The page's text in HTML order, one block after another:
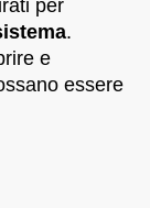
per
.
e
essere